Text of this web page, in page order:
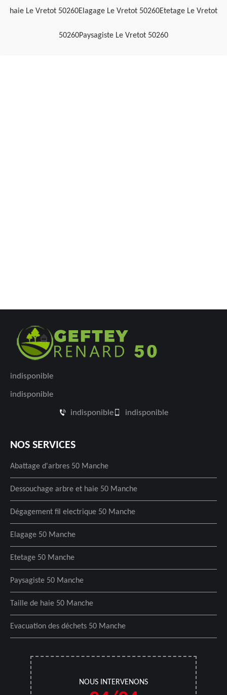
haie Le Vretot 50260Elagage Le Vretot 50260Etetage Le Vretot
50260Paysagiste Le Vretot 50260
indisponible
indisponible
indisponible indisponible
NOS SERVICES
Abattage d'arbres 50 Manche
Dessouchage arbre et haie 50 Manche
Dégagement fil electrique 50 Manche
Elagage 50 Manche
Etetage 50 Manche
Paysagiste 50 Manche
Taille de haie 50 Manche
Evacuation des déchets 50 Manche
NOUS INTERVENONS